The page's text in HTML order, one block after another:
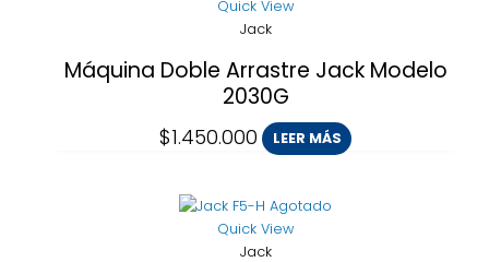
Quick View
Jack
Máquina Doble Arrastre Jack Modelo
2030G
$1.450.000 LEER MÁS
Agotado
Quick View
Jack